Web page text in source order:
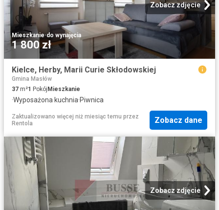
Zobacz zdjęcie
Mieszkanie·do wynajęcia
1 800 zł
Kielce, Herby, Marii Curie Skłodowskiej
Gmina Masłów
37 m²1 Pokój Mieszkanie
·Wyposażona kuchnia·Piwnica
Zaktualizowano więcej niż miesiąc temu przez
Rentola
Zobacz dane
Zobacz zdjęcie